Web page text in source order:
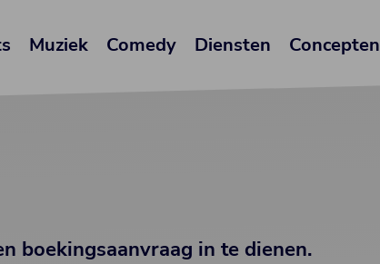
Muziek Comedy Diensten Concepten
boekingsaanvraag in te dienen.